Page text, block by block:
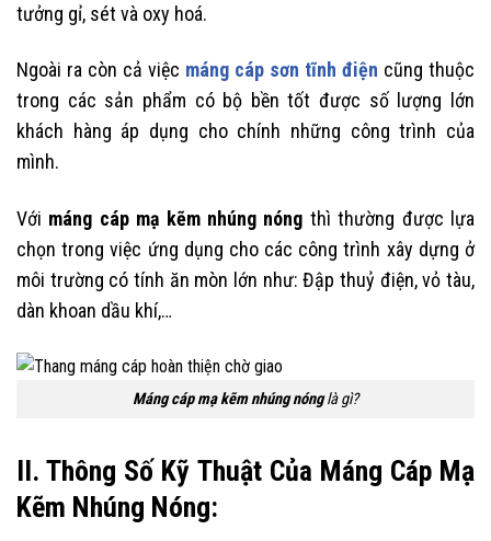
tưởng gỉ, sét và oxy hoá.
Ngoài ra còn cả việc máng cáp sơn tĩnh điện cũng thuộc
trong các sản phẩm có bộ bền tốt được số lượng lớn
khách hàng áp dụng cho chính những công trình của
mình.
Với máng cáp mạ kẽm nhúng nóng thì thường được lựa
chọn trong việc ứng dụng cho các công trình xây dựng ở
môi trường có tính ăn mòn lớn như: Đập thuỷ điện, vỏ tàu,
dàn khoan dầu khí,…
Máng cáp mạ kẽm nhúng nónglà gì?
II. Thông Số Kỹ Thuật Của Máng Cáp Mạ
Kẽm Nhúng Nóng: